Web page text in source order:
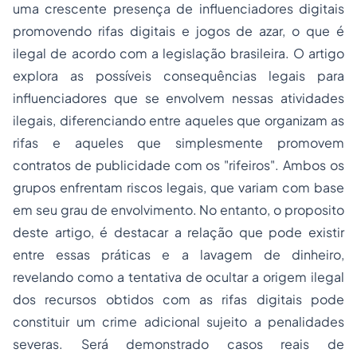
uma crescente presença de influenciadores digitais
promovendo rifas digitais e jogos de azar, o que é
ilegal de acordo com a legislação brasileira. O artigo
explora as possíveis consequências legais para
influenciadores que se envolvem nessas atividades
ilegais, diferenciando entre aqueles que organizam as
rifas e aqueles que simplesmente promovem
contratos de publicidade com os "rifeiros". Ambos os
grupos enfrentam riscos legais, que variam com base
em seu grau de envolvimento. No entanto, o proposito
deste artigo, é destacar a relação que pode existir
entre essas práticas e a lavagem de dinheiro,
revelando como a tentativa de ocultar a origem ilegal
dos recursos obtidos com as rifas digitais pode
constituir um crime adicional sujeito a penalidades
severas. Será demonstrado casos reais de